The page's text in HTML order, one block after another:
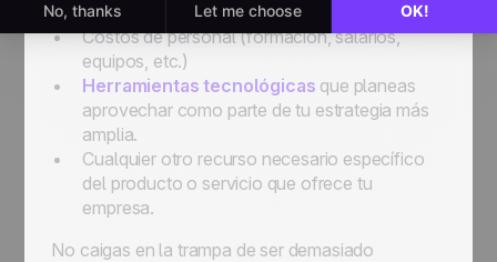
Presupuesto de marketing
Costos de personal (formación, salarios,
equipos, etc.)
Herramientas tecnológicas que planeas
aprovechar como parte de tu estrategia más
amplia.
Cualquier otro recurso necesario específico
del producto o servicio que ofrece tu
empresa.
No caigas en la trampa de ser demasiado